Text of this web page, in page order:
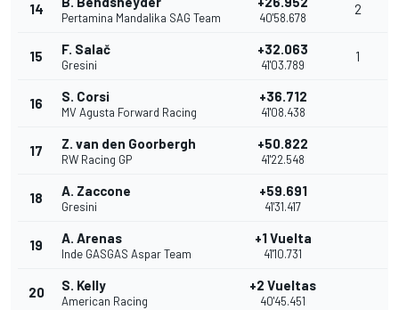
14
Pertamina Mandalika SAG Team 40'58.678
2
15 F. Salač
Gresini
+32.063
41'03.789
1
16 S. Corsi
MV Agusta Forward Racing
+36.712
41'08.438
17 Z. van den Goorbergh
RW Racing GP
+50.822
41'22.548
18 A. Zaccone
Gresini
+59.691
41'31.417
19 A. Arenas
Inde GASGAS Aspar Team
+1 Vuelta
41'10.731
20 S. Kelly
American Racing
+2 Vueltas
40'45.451